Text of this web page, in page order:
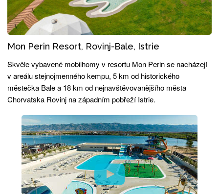
Mon Perin Resort, Rovinj-Bale, Istrie
Skvěle vybavené mobilhomy v resortu Mon Perin se nacházejí
v areálu stejnojmenného kempu, 5 km od historického
městečka Bale a 18 km od nejnavštěvovanějšího města
Chorvatska Rovinj na západním pobřeží Istrie.